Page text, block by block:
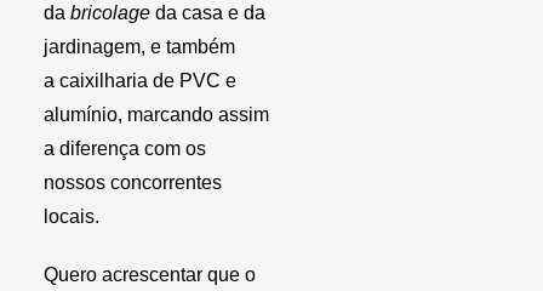
dabricolage da casa e da
jardinagem, e também
a caixilharia de PVC e
alumínio, marcando assim
a diferença com os
nossos concorrentes
locais.
Quero acrescentar que o